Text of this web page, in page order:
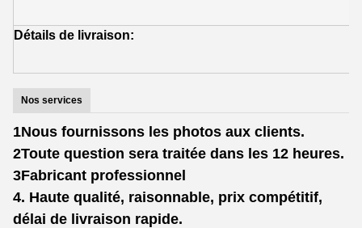
Détails de livraison:
Nos services
1Nous fournissons les photos aux clients.
2Toute question sera traitée dans les 12 heures.
3Fabricant professionnel
4. Haute qualité, raisonnable, prix compétitif,
délai de livraison rapide.